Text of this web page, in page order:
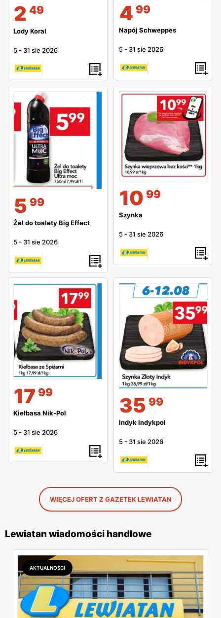
2 49
Lody Koral
5 - 31 sie 2026
4 99
Napój Schweppes
5 - 31 sie 2026
5 99
Żel do toalety Big Effect
5 - 31 sie 2026
10 99
Szynka
5 - 31 sie 2026
17 99
Kiełbasa Nik-Pol
5 - 31 sie 2026
35 99
Indyk Indykpol
5 - 31 sie 2026
WIĘCEJ OFERT Z GAZETEK LEWIATAN
Lewiatan wiadomości handlowe
AKTUALNOŚCI